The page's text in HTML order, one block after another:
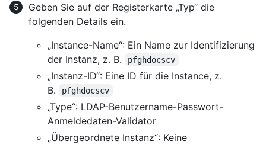
Geben Sie auf der Registerkarte „Typ“ die
folgenden Details ein.
„Instance-Name“: Ein Name zur Identifizierung
der Instanz, z. B.
pfghdocscv
„Instanz-ID“: Eine ID für die Instance, z.
B.
pfghdocscv
„Type“: LDAP-Benutzername-Passwort-
Anmeldedaten-Validator
„Übergeordnete Instanz“: Keine